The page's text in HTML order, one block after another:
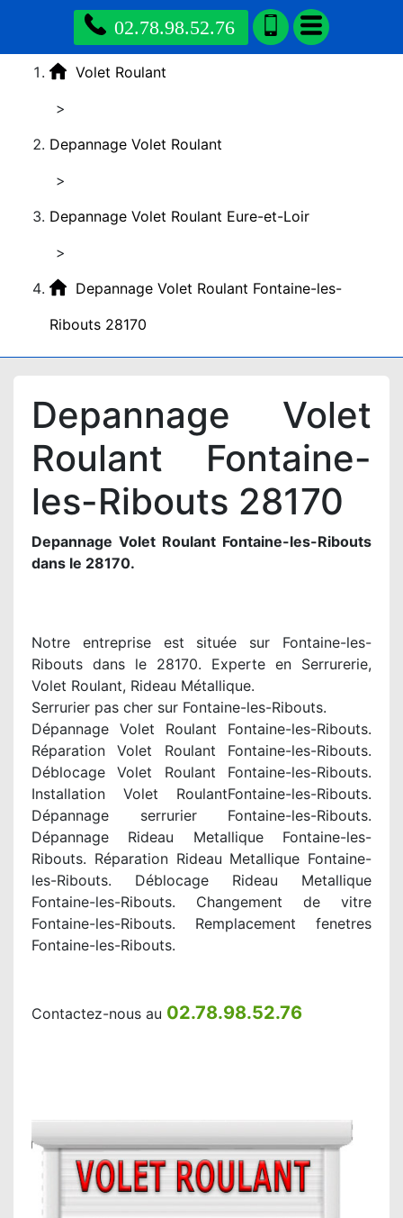
02.78.98.52.76
Volet Roulant
>
Depannage Volet Roulant
>
Depannage Volet Roulant Eure-et-Loir
>
Depannage Volet Roulant Fontaine-les-
Ribouts 28170
Depannage Volet
Roulant Fontaine-
les-Ribouts 28170
Depannage Volet Roulant Fontaine-les-Ribouts
dans le 28170.
Notre entreprise est située sur Fontaine-les-
Ribouts dans le 28170. Experte en Serrurerie,
Volet Roulant, Rideau Métallique.
Serrurier pas cher sur Fontaine-les-Ribouts.
Dépannage Volet Roulant Fontaine-les-Ribouts.
Réparation Volet Roulant Fontaine-les-Ribouts.
Déblocage Volet Roulant Fontaine-les-Ribouts.
Installation Volet RoulantFontaine-les-Ribouts.
Dépannage serrurier Fontaine-les-Ribouts.
Dépannage Rideau Metallique Fontaine-les-
Ribouts. Réparation Rideau Metallique Fontaine-
les-Ribouts. Déblocage Rideau Metallique
Fontaine-les-Ribouts. Changement de vitre
Fontaine-les-Ribouts. Remplacement fenetres
Fontaine-les-Ribouts.
Contactez-nous au 02.78.98.52.76